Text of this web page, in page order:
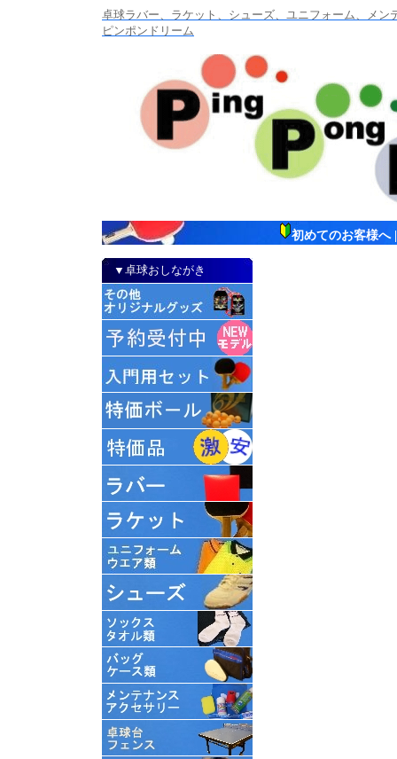
卓球ラバー、ラケット、シューズ、ユニフォーム、メ
ピンポンドリーム
初めてのお客様へ
▼卓球おしながき